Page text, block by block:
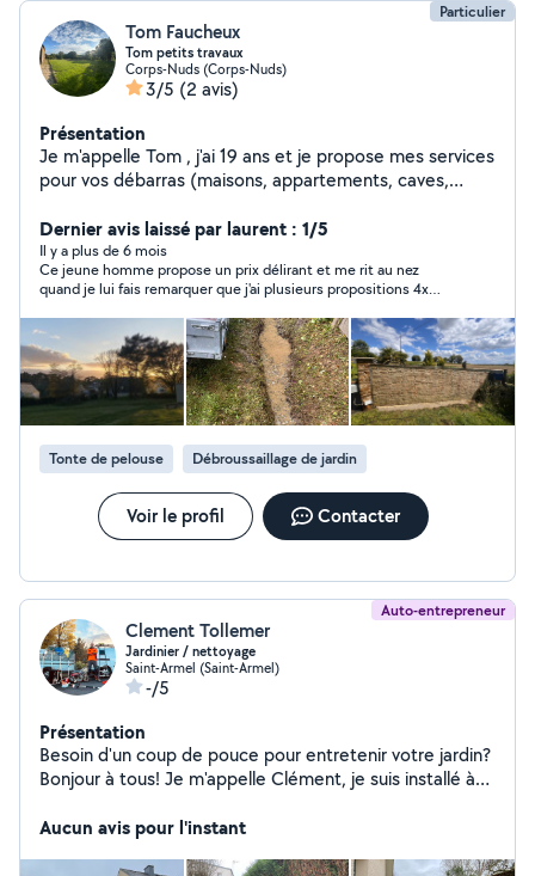
Particulier
Tom Faucheux
Tom petits travaux
Corps-Nuds (Corps-Nuds)
3/5 (2 avis)
Présentation
Je m'appelle Tom , j'ai 19 ans et je propose mes services
pour vos débarras (maisons, appartements, caves,
extérieur : tonte de pelouse, désherbage, nettoyage de
terrains, ramassage de feuilles et autres travaux
extérieurs. Sérieux, motivé et ponctuel, je réalise
chaque mission avec soin et efficacité. Disponible et
réactif, je reste à votre disposition pour répondre à vos
besoins. N'hésitez pas à me contacter pour plus
d'informations.
Dernier avis laissé par laurent : 1/5
Il y a plus de 6 mois
Ce jeune homme propose un prix délirant et me rit au nez
quand je lui fais remarquer que j'ai plusieurs propositions 4x
Tonte de pelouse Débroussaillage de jardin
Voir le profil Contacter
Auto-entrepreneur
Clement Tollemer
Jardinier / nettoyage
Saint-Armel (Saint-Armel)
-/5
Présentation
Besoin d'un coup de pouce pour entretenir votre jardin?
Bonjour à tous! Je m'appelle Clément, je suis installé à
votre jardin! Que ce soit pour: - taille de haie - tonte de
Aucun avis pour l'instant